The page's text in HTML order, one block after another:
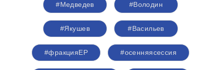
#Медведев #Володин
#Якушев #Васильев
#фракцияЕР #осенняясессия